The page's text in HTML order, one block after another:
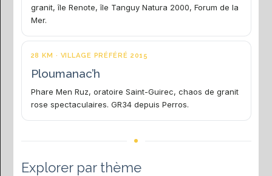
granit, île Renote, île Tanguy Natura 2000, Forum de la
Mer.
28 KM · VILLAGE PRÉFÉRÉ 2015
Ploumanac’h
Phare Men Ruz, oratoire Saint-Guirec, chaos de granit
rose spectaculaires. GR34 depuis Perros.
Explorer par thème